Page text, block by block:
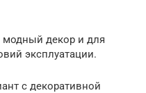
модный декор и для
эксплуатации.
с декоративной